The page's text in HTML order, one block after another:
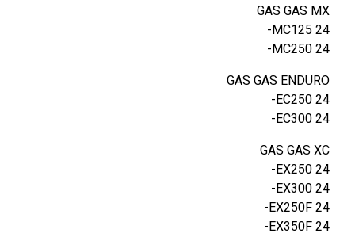
י
ם
K
T
M
/
H
Q
V
/
G
A
GAS GAS MX
MC125 24-
MC250 24-
GAS GAS ENDURO
EC250 24-
EC300 24-
GAS GAS XC
EX250 24-
EX300 24-
EX250F 24-
EX350F 24-